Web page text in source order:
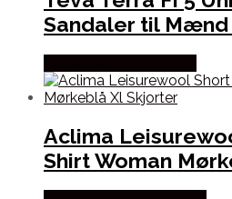
Sandaler til Mænd
Aclima
Shirt Woman